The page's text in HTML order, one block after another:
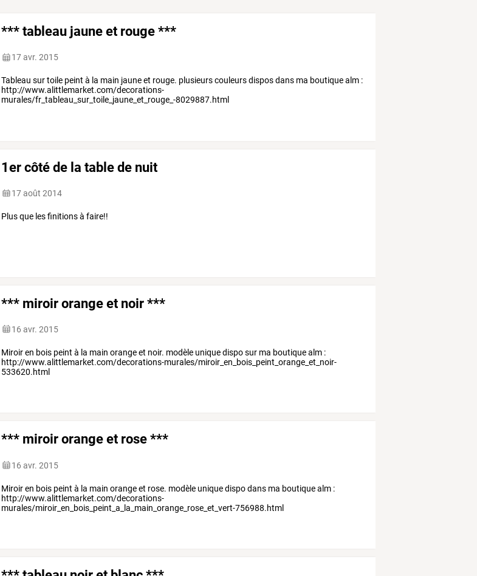
*** tableau jaune et rouge ***
17 avr. 2015
Tableau sur toile peint à la main jaune et rouge. plusieurs couleurs dispos dans ma boutique alm :
http://www.alittlemarket.com/decorations-
murales/fr_tableau_sur_toile_jaune_et_rouge_-8029887.html
1er côté de la table de nuit
17 août 2014
Plus que les finitions à faire!!
*** miroir orange et noir ***
16 avr. 2015
Miroir en bois peint à la main orange et noir. modèle unique dispo sur ma boutique alm :
http://www.alittlemarket.com/decorations-murales/miroir_en_bois_peint_orange_et_noir-
533620.html
*** miroir orange et rose ***
16 avr. 2015
Miroir en bois peint à la main orange et rose. modèle unique dispo dans ma boutique alm :
http://www.alittlemarket.com/decorations-
murales/miroir_en_bois_peint_a_la_main_orange_rose_et_vert-756988.html